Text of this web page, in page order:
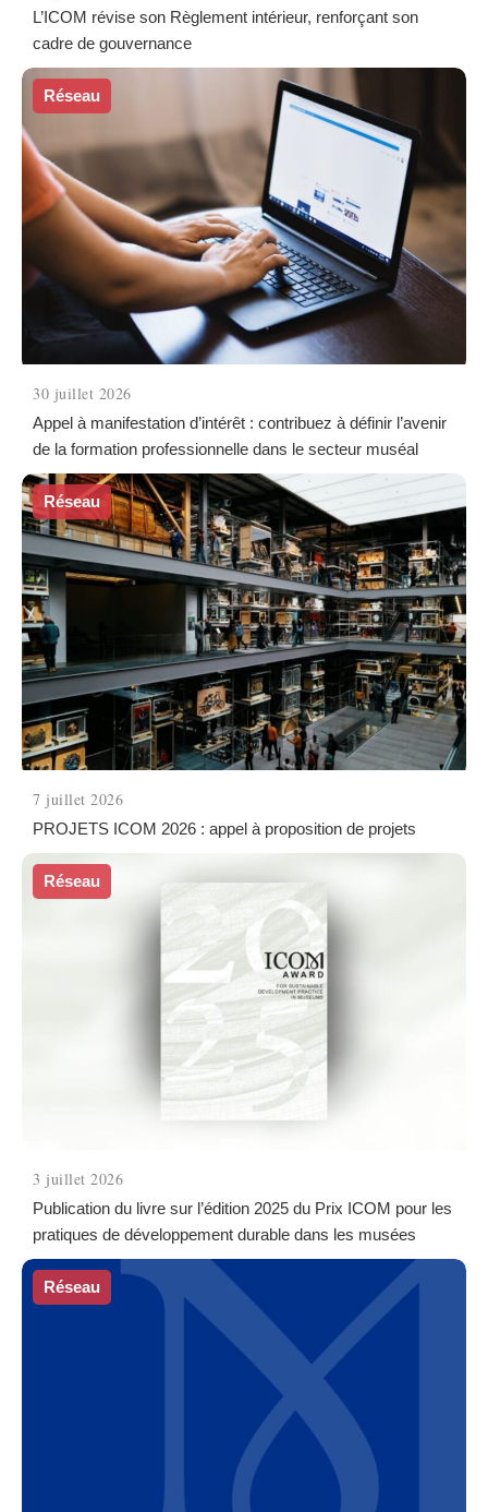
L’ICOM révise son Règlement intérieur, renforçant son
cadre de gouvernance
Réseau
30 juillet 2026
Appel à manifestation d’intérêt : contribuez à définir l’avenir
de la formation professionnelle dans le secteur muséal
Réseau
7 juillet 2026
PROJETS ICOM 2026 : appel à proposition de projets
Réseau
3 juillet 2026
Publication du livre sur l’édition 2025 du Prix ICOM pour les
pratiques de développement durable dans les musées
Réseau